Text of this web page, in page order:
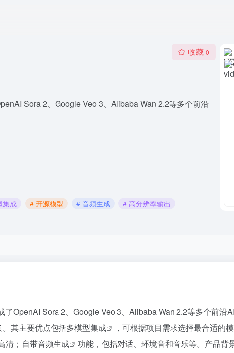
收藏 0
Sora 2、Google Veo 3、Alibaba Wan 2.2等多个前沿
集成 # 开源模型 # 音频生成 # 高分辨率输出
了OpenAI Sora 2、Google Veo 3、Alibaba Wan 2.2等多个前沿
其主要优点包括多模型集成
，可根据项目需求选择最合适的
清；自带音频生成
功能，包括对话、环境音和音乐等。产品背